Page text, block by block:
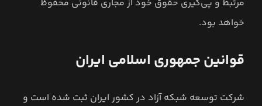
مرتبط و پی‌گیری حقوق خود از مجاری قانونی محفوظ
خواهد بود.
قوانین جمهوری اسلامی ایران
شرکت توسعه شبکه آزاد در کشور ایران ثبت شده است و